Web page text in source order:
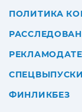
ПОЛИТИКА
СПЕЦВЫПУСКИ
ФИНЛИКБЕЗ